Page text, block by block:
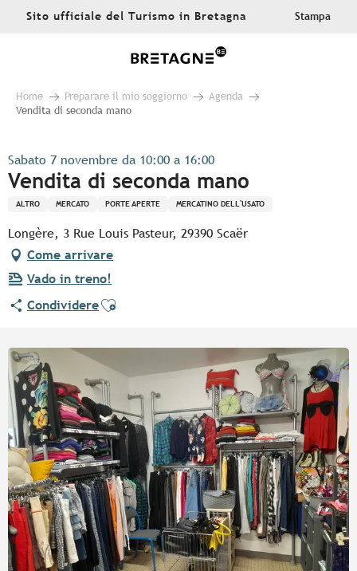
AllerSito ufficiale del Turismo in Bretagna Stampa
Home Preparare il mio soggiorno
Agenda
Vendita di seconda mano
Sabato 7 novembre da 10:00 a 16:00
Vendita di seconda mano
ALTRO MERCATO PORTE APERTE MERCATINO DELL'USATO
Longère, 3 Rue Louis Pasteur, 29390 Scaër
Come arrivare
Vado in treno!
CondividereAjouter aux favoris